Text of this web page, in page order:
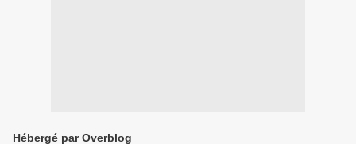
Hébergé par Overblog